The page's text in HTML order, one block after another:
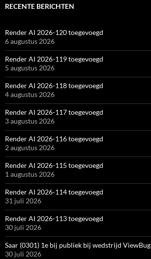
RECENTE BERICHTEN
Render AI 2026-120 toegevoegd
6 augustus 2026
Render AI 2026-119 toegevoegd
5 augustus 2026
Render AI 2026-118 toegevoegd
4 augustus 2026
Render AI 2026-117 toegevoegd
3 augustus 2026
Render AI 2026-116 toegevoegd
2 augustus 2026
Render AI 2026-115 toegevoegd
1 augustus 2026
Render AI 2026-114 toegevoegd
31 juli 2026
Render AI 2026-113 toegevoegd
30 juli 2026
Saar (0301) 1e bij publiek bij wedstrijd ViewBug
30 juli 2026